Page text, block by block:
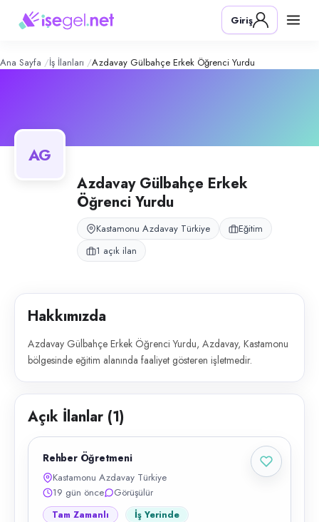
Gülbahçe Erkek Öğrenci
Konum:
Azdavay Gülbahçe Erkek Öğrenci Yurdu, Azdavay, Kastamonu
Giriş
Ana Sayfa İş İlanları Azdavay Gülbahçe Erkek Öğrenci Yurdu
AG
Azdavay Gülbahçe Erkek
Öğrenci Yurdu
Kastamonu Azdavay Türkiye
Eğitim
1 açık ilan
Hakkımızda
Azdavay Gülbahçe Erkek Öğrenci Yurdu, Azdavay, Kastamonu
bölgesinde eğitim alanında faaliyet gösteren işletmedir.
Açık İlanlar (1)
Rehber Öğretmeni
Kastamonu Azdavay Türkiye
19 gün önce
Görüşülür
Tam Zamanlı İş Yerinde